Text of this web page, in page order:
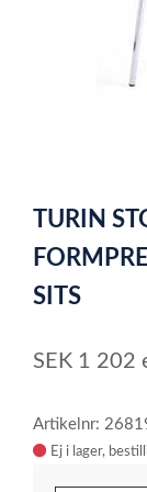
1
TURIN
SITS
SEK 1 202
Artikelnr:
Ej i lager